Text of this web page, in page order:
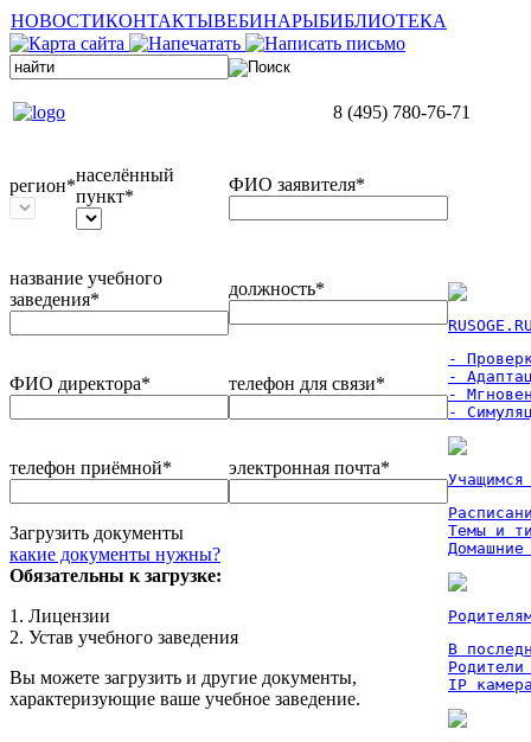
НОВОСТИКОНТАКТЫВЕБИНАРЫБИБЛИОТЕКА
8 (495) 780-76-71
регион*
населённый
пункт*
ФИО заявителя*
название учебного
заведения*
должность*
ФИО директора* телефон для связи*
телефон приёмной* электронная почта*
Загрузить документы
какие документы нужны?
Обязательны к загрузке:
1. Лицензии
2. Устав учебного заведения
Вы можете загрузить и другие документы,
характеризующие ваше учебное заведение.
-
-
-
-
Темы и
Домашние
В
IP